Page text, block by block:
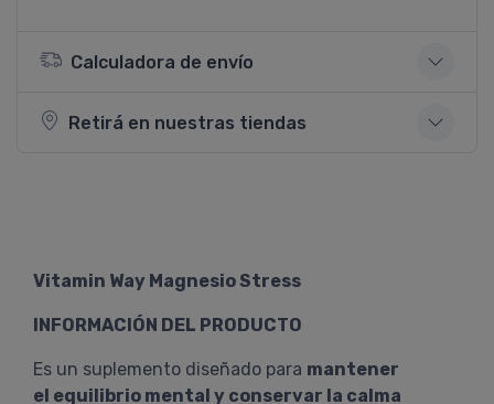
Calculadora de envío
Retirá en nuestras tiendas
Vitamin Way Magnesio Stress
INFORMACIÓN DEL PRODUCTO
Es un suplemento diseñado para mantener
el equilibrio mental y conservar la calma